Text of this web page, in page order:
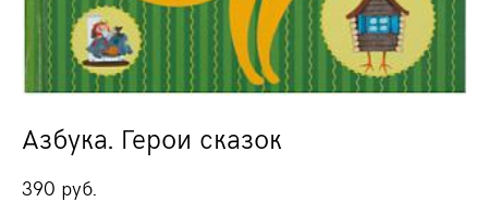
Азбука. Герои сказок
390 pуб.